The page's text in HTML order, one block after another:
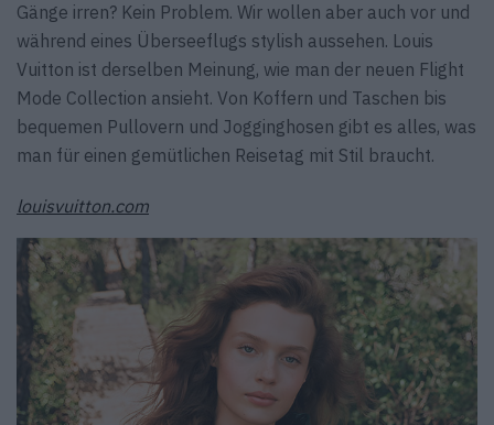
Gänge irren? Kein Problem. Wir wollen aber auch vor und
während eines Überseeflugs stylish aussehen. Louis
Vuitton ist derselben Meinung, wie man der neuen Flight
Mode Collection ansieht. Von Koffern und Taschen bis
bequemen Pullovern und Jogginghosen gibt es alles, was
man für einen gemütlichen Reisetag mit Stil braucht.
louisvuitton.com